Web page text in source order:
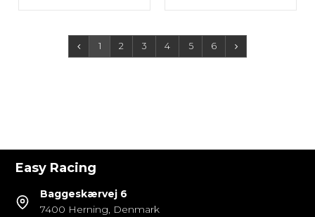
1 2 3 4 5 6
Easy Racing
Baggeskærvej 6
7400 Herning, Denmark